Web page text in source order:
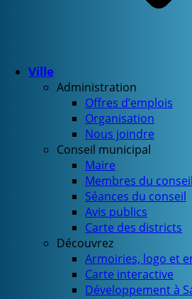
Ville
Administration
Offres d’emplois
Organisation
Nous joindre
Conseil municipal
Maire
Membres du conseil
Séances du conseil
Avis publics
Carte des districts
Découvrez
Armoiries, logo et
Carte interactive
Développement à